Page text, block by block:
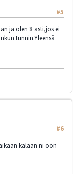
#5
ja olen 8 asti,jos ei
tunnin.Yleensä
#6
kalaan ni oon